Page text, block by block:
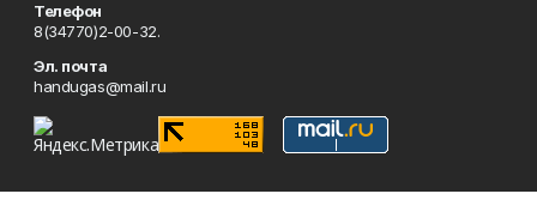
Телефон
8(34770)2-00-32.
Эл. почта
handugas@mail.ru